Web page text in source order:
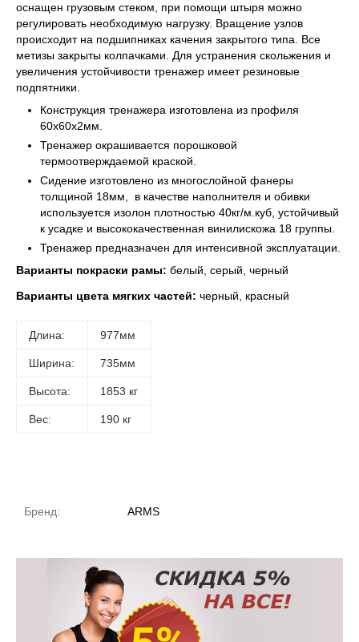
оснащен грузовым стеком, при помощи штыря можно
регулировать необходимую нагрузку. Вращение узлов
происходит на подшипниках качения закрытого типа. Все
метизы закрыты колпачками. Для устранения скольжения и
увеличения устойчивости тренажер имеет резиновые
подпятники.
Конструкция тренажера изготовлена из профиля
60х60х2мм.
Тренажер окрашивается порошковой
термоотверждаемой краской.
Сидение изготовлено из многослойной фанеры
толщиной 18мм, в качестве наполнителя и обивки
используется изолон плотностью 40кг/м.куб, устойчивый
к усадке и высококачественная винилискожа 18 группы.
Тренажер предназначен для интенсивной эксплуатации.
Варианты покраски рамы:белый, серый, черный
Варианты цвета мягких частей:черный, красный
Длина: 977мм
Ширина: 735мм
Высота: 1853 кг
Вес: 190 кг
Бренд: ARMS